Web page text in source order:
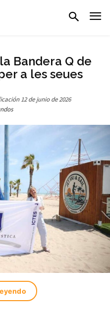
Bandera Q de
a les seues
12 de junio de 2026